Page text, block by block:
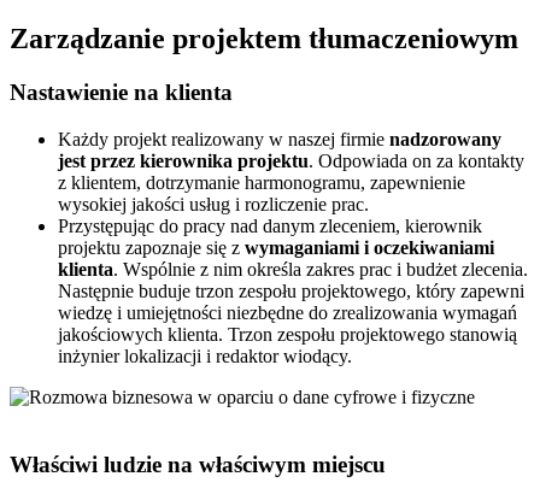
Zarządzanie projektem tłumaczeniowym
Nastawienie na klienta
Każdy projekt realizowany w naszej firmie nadzorowany
jest przez kierownika projektu. Odpowiada on za kontakty
z klientem, dotrzymanie harmonogramu, zapewnienie
wysokiej jakości usług i rozliczenie prac.
Przystępując do pracy nad danym zleceniem, kierownik
projektu zapoznaje się z wymaganiami i oczekiwaniami
klienta. Wspólnie z nim określa zakres prac i budżet zlecenia.
Następnie buduje trzon zespołu projektowego, który zapewni
wiedzę i umiejętności niezbędne do zrealizowania wymagań
jakościowych klienta. Trzon zespołu projektowego stanowią
inżynier lokalizacji i redaktor wiodący.
Właściwi ludzie na właściwym miejscu